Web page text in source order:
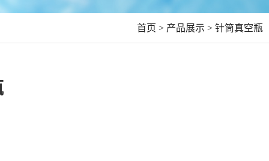
首页 > 产品展示 > 针筒真空瓶